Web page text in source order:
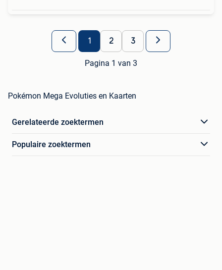
1 2 3
Pagina 1 van 3
Pokémon Mega Evoluties en Kaarten
Gerelateerde zoektermen
Populaire zoektermen